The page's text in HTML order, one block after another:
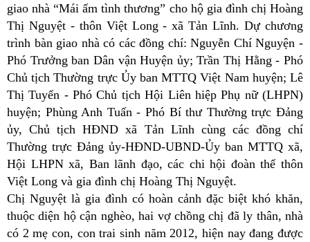
giao nhà “Mái ấm tình thương” cho hộ gia đình chị Hoàng
Thị Nguyệt - thôn Việt Long - xã Tản Lĩnh. Dự chương
trình bàn giao nhà có các đồng chí: Nguyễn Chí Nguyện -
Phó Trưởng ban Dân vận Huyện ủy; Trần Thị Hằng - Phó
Chủ tịch Thường trực Ủy ban MTTQ Việt Nam huyện; Lê
Thị Tuyến - Phó Chủ tịch Hội Liên hiệp Phụ nữ (LHPN)
huyện; Phùng Anh Tuấn - Phó Bí thư Thường trực Đảng
ủy, Chủ tịch HĐND xã Tản Lĩnh cùng các đồng chí
Thường trực Đảng ủy-HĐND-UBND-Ủy ban MTTQ xã,
Hội LHPN xã, Ban lãnh đạo, các chi hội đoàn thể thôn
Việt Long và gia đình chị Hoàng Thị Nguyệt.
Chị Nguyệt là gia đình có hoàn cảnh đặc biệt khó khăn,
thuộc diện hộ cận nghèo, hai vợ chồng chị đã ly thân, nhà
có 2 mẹ con, con trai sinh năm 2012, hiện nay đang được